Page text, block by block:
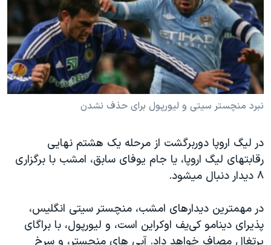
فرهنگ و زندگی
حقوق شهروندی
اقتصادی
علم و فناوری
آرشیو پخش زنده
مستندها
انتخابات ریاست جمهوری آمریکا ۲۰۲۴
حمله جمهوری اسلامی به اسرائیل
رمز مهسا
مجموعه مستندهای دادخواهی
تریبونال مردمی آبان ۹۸
چهل سال گروگان‌گیری
قانون شفافیت دارائی کادر رهبری ایران
دنبال کنید
زبانهای مختلف
نبرد منچستر سیتی و لیورپول برای حذف نشدن
در لیگ اروپا دوربرگشت از مرحله یک هشتم نهایی
رقابتهای لیگ اروپا، یا جام یوفای سابق، امشب با برگزاری
۸ دیدار دنبال میشود.
در مهمترین دیدارهای امشب، منچستر سیتی انگلیس،
پذیرای دینامو کی‌یف اوکراین است، و لیورپول، با براگای